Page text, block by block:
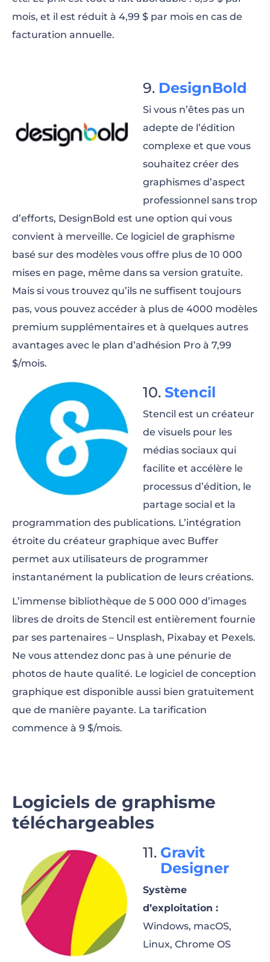
mois, et il est réduit à 4,99 $ par mois en cas de
facturation annuelle.
DesignBold
Si vous n’êtes pas un
adepte de l’édition
complexe et que vous
souhaitez créer des
graphismes d’aspect
professionnel sans trop
d’efforts, DesignBold est une option qui vous
convient à merveille. Ce logiciel de graphisme
basé sur des modèles vous offre plus de 10 000
mises en page, même dans sa version gratuite.
Mais si vous trouvez qu’ils ne suffisent toujours
pas, vous pouvez accéder à plus de 4000 modèles
premium supplémentaires et à quelques autres
avantages avec le plan d’adhésion Pro à 7,99
$/mois.
Stencil
Stencil est un créateur
de visuels pour les
médias sociaux qui
facilite et accélère le
processus d’édition, le
partage social et la
programmation des publications. L’intégration
étroite du créateur graphique avec Buffer
permet aux utilisateurs de programmer
instantanément la publication de leurs créations.
L’immense bibliothèque de 5 000 000 d’images
libres de droits de Stencil est entièrement fournie
par ses partenaires – Unsplash, Pixabay et Pexels.
Ne vous attendez donc pas à une pénurie de
photos de haute qualité. Le logiciel de conception
graphique est disponible aussi bien gratuitement
que de manière payante. La tarification
commence à 9 $/mois.
Logiciels de graphisme
téléchargeables
Gravit
Designer
Système
d’exploitation :
Windows, macOS,
Linux, Chrome OS